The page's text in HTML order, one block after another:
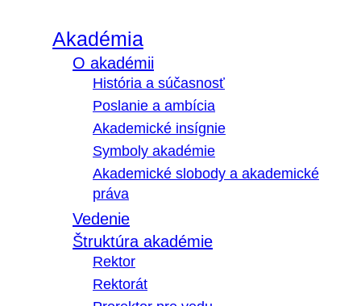
Akadémia
O akadémii
História a súčasnosť
Poslanie a ambícia
Akademické insígnie
Symboly akadémie
Akademické slobody a akademické
práva
Vedenie
Štruktúra akadémie
Rektor
Rektorát